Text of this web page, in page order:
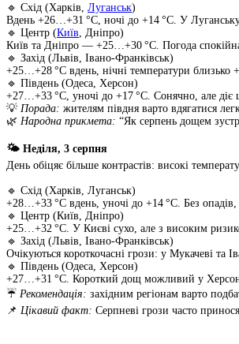
🔹 Схід (Харків, Луганськ)
Вдень +26…+31 °C, ночі до +14 °C. У
🔹 Центр (Київ , Дніпро)
Київ та Дніпро — +25…+30 °C. Погода спокійна,
🔹 Захід (Львів, Івано-Франківськ)
+25…+28 °C вдень, нічні температури
🔹 Південь (Одеса, Херсон)
+27…+33 °C, уночі до +17 °C. Сонячно, але діє
💡 Порада: жителям півдня варто вдягатися
🌿 Народна прикмета: “Як серпень дощем
🌤 Неділя, 3 серпня
День обіцяє більше контрастів: високі
🔹 Схід (Харків, Луганськ)
+28…+33 °C вдень, уночі до +14 °C. Без
🔹 Центр (Київ, Дніпро)
+25…+32 °C. У Києві сухо, але з високим
🔹 Захід (Львів, Івано-Франківськ)
Очікуються короткочасні грози: у Мукачеві та
🔹 Південь (Одеса, Херсон)
+27…+31 °C. Короткий дощ можливий у
☔ Рекомендація: західним регіонам варто
📌 Цікавий факт: Серпневі грози часто